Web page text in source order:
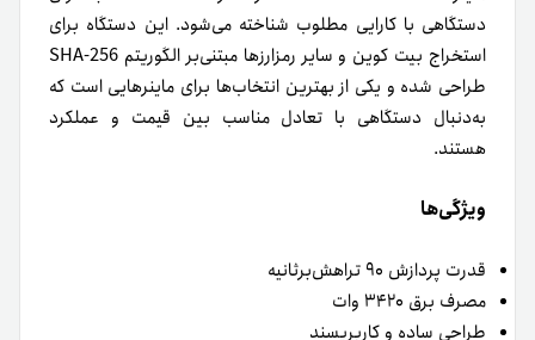
دستگاهی با کارایی مطلوب شناخته می‌شود. این دستگاه برای
استخراج بیت کوین و سایر رمزارزها مبتنی‌بر الگوریتم SHA-256
طراحی شده و یکی از بهترین انتخاب‌ها برای ماینرهایی است که
به‌دنبال دستگاهی با تعادل مناسب بین قیمت و عملکرد
هستند.
ویژگی‌ها
قدرت پردازش ۹۰ تراهش‌برثانیه
مصرف برق ۳۴۲۰ وات
طراحی ساده و کاربرپسند